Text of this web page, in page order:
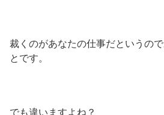
裁くのがあなたの仕事だというの
とです。
でも違いますよね？